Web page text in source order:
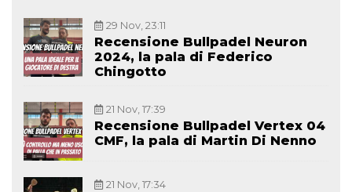
29 Nov, 23:11
Recensione Bullpadel Neuron
2024, la pala di Federico
Chingotto
21 Nov, 17:39
Recensione Bullpadel Vertex 04
CMF, la pala di Martin Di Nenno
21 Nov, 17:34